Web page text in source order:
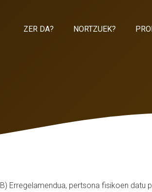
ZER DA? NORTZUEK?
Erregelamendua, pertsona fisikoen datu